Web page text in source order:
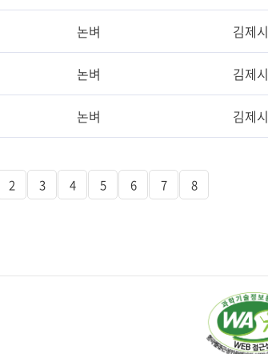
논벼 김제시
논벼 김제시
논벼 김제시
2 3 4 5 6 7 8